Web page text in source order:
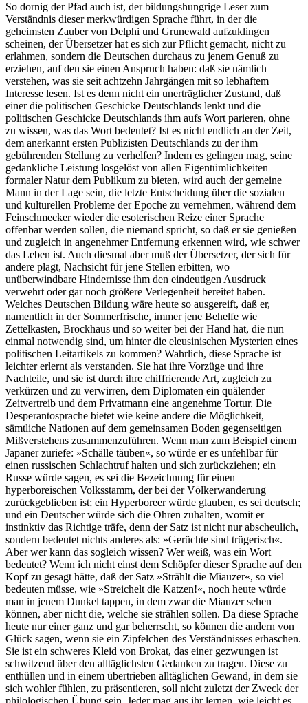
So dornig der Pfad auch ist, der bildungshungrige Leser zum
Verständnis dieser merkwürdigen Sprache führt, in der die
geheimsten Zauber von Delphi und Grunewald aufzuklingen
scheinen, der Übersetzer hat es sich zur Pflicht gemacht, nicht zu
erlahmen, sondern die Deutschen durchaus zu jenem Genuß zu
erziehen, auf den sie einen Anspruch haben: daß sie nämlich
verstehen, was sie seit achtzehn Jahrgängen mit so lebhaftem
Interesse lesen. Ist es denn nicht ein unerträglicher Zustand, daß
einer die politischen Geschicke Deutschlands lenkt und die
politischen Geschicke Deutschlands ihm aufs Wort parieren, ohne
zu wissen, was das Wort bedeutet? Ist es nicht endlich an der Zeit,
dem anerkannt ersten Publizisten Deutschlands zu der ihm
gebührenden Stellung zu verhelfen? Indem es gelingen mag, seine
gedankliche Leistung losgelöst von allen Eigentümlichkeiten
formaler Natur dem Publikum zu bieten, wird auch der gemeine
Mann in der Lage sein, die letzte Entscheidung über die sozialen
und kulturellen Probleme der Epoche zu vernehmen, während dem
Feinschmecker wieder die esoterischen Reize einer Sprache
offenbar werden sollen, die niemand spricht, so daß er sie genießen
und zugleich in angenehmer Entfernung erkennen wird, wie schwer
das Leben ist. Auch diesmal aber muß der Übersetzer, der sich für
andere plagt, Nachsicht für jene Stellen erbitten, wo
unüberwindbare Hindernisse ihm den eindeutigen Ausdruck
verwehrt oder gar noch größere Verlegenheit bereitet haben.
Welches Deutschen Bildung wäre heute so ausgereift, daß er,
namentlich in der Sommerfrische, immer jene Behelfe wie
Zettelkasten, Brockhaus und so weiter bei der Hand hat, die nun
einmal notwendig sind, um hinter die eleusinischen Mysterien eines
politischen Leitartikels zu kommen? Wahrlich, diese Sprache ist
leichter erlernt als verstanden. Sie hat ihre Vorzüge und ihre
Nachteile, und sie ist durch ihre chiffrierende Art, zugleich zu
verkürzen und zu verwirren, dem Diplomaten ein quälender
Zeitvertreib und dem Privatmann eine angenehme Tortur. Die
Desperantosprache bietet wie keine andere die Möglichkeit,
sämtliche Nationen auf dem gemeinsamen Boden gegenseitigen
Mißverstehens zusammenzuführen. Wenn man zum Beispiel einem
Japaner zuriefe: »Schälle täuben«, so würde er es unfehlbar für
einen russischen Schlachtruf halten und sich zurückziehen; ein
Russe würde sagen, es sei die Bezeichnung für einen
hyperboreischen Volksstamm, der bei der Völkerwanderung
zurückgeblieben ist; ein Hyperboreer würde glauben, es sei deutsch;
und ein Deutscher würde sich die Ohren zuhalten, womit er
instinktiv das Richtige träfe, denn der Satz ist nicht nur abscheulich,
sondern bedeutet nichts anderes als: »Gerüchte sind trügerisch«.
Aber wer kann das sogleich wissen? Wer weiß, was ein Wort
bedeutet? Wenn ich nicht einst dem Schöpfer dieser Sprache auf den
Kopf zu gesagt hätte, daß der Satz »Strählt die Miauzer«, so viel
bedeuten müsse, wie »Streichelt die Katzen!«, noch heute würde
man in jenem Dunkel tappen, in dem zwar die Miauzer sehen
können, aber nicht die, welche sie strählen sollen. Da diese Sprache
heute nur einer ganz und gar beherrscht, so können die andern von
Glück sagen, wenn sie ein Zipfelchen des Verständnisses erhaschen.
Sie ist ein schweres Kleid von Brokat, das einer gezwungen ist
schwitzend über den alltäglichsten Gedanken zu tragen. Diese zu
enthüllen und in einem übertrieben alltäglichen Gewand, in dem sie
sich wohler fühlen, zu präsentieren, soll nicht zuletzt der Zweck der